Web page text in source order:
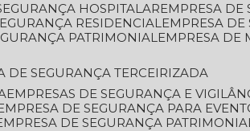
HOSPITALAR
EMPRESA
RESIDENCIAL
EMPRESA
PATRIMONIAL
EMPRESA
DE SEGURANÇA TERCEIRIZADA
EMPRESAS DE SEGURANÇA E
EMPRESA DE SEGURANÇA PARA
EMPRESA DE SEGURANÇA